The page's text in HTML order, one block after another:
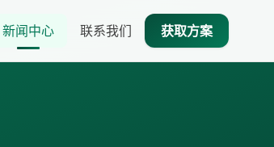
新闻中心 联系我们 获取方案